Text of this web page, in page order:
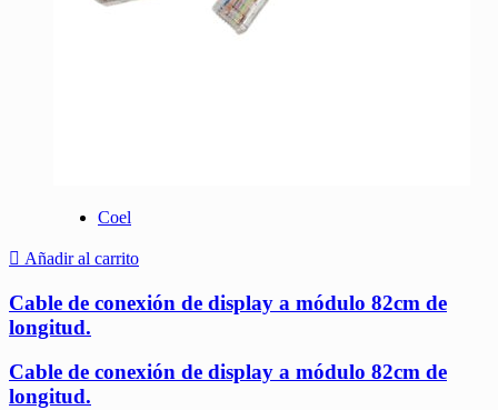
Coel
Añadir al carrito
Cable de conexión de display a módulo 82cm de
longitud.
Cable de conexión de display a módulo 82cm de
longitud.